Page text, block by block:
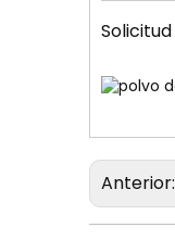
Solicitud
Anterior: